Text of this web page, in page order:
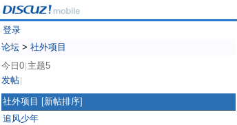
登录
论坛 > 社外项目
今日0 主题5
发帖
社外项目 [新帖排序]
追风少年